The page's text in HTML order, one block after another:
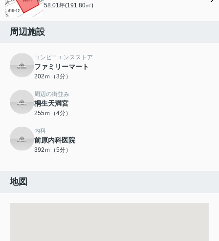
58.01坪(191.80㎡)
周辺施設
コンビニエンスストア
ファミリーマート
202ｍ（3分）
周辺の街並み
桐生天満宮
255ｍ（4分）
内科
前原内科医院
392ｍ（5分）
地図